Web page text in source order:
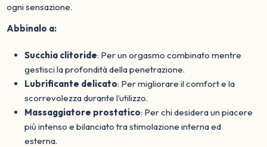
ogni sensazione.
Abbinalo a:
Succhia clitoride: Per un orgasmo combinato mentre
gestisci la profondità della penetrazione.
Lubrificante delicato: Per migliorare il comfort e la
scorrevolezza durante l’utilizzo.
Massaggiatore prostatico: Per chi desidera un piacere
più intenso e bilanciato tra stimolazione interna ed
esterna.